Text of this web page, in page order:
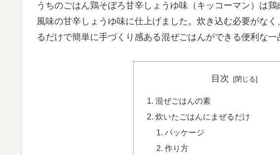
うちのごはん鶏そぼろ甘辛しょうゆ味（キッコーマン）は
風味の甘辛しょうゆ味に仕上げました。炊き込む必要がな
るだけで簡単に手づくり感ある混ぜごはんができる便利な一
目次
混ぜごはんの素
炊いたごはんにまぜるだけ
パッケージ
作り方